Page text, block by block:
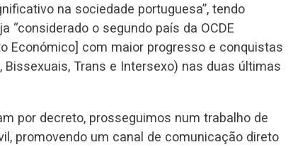
na sociedade portuguesa”, tendo
“considerado o segundo país da OCDE
Económico] com maior progresso e conquistas
Trans e Intersexo) nas duas últimas
por decreto, prosseguimos num trabalho de
promovendo um canal de comunicação direto